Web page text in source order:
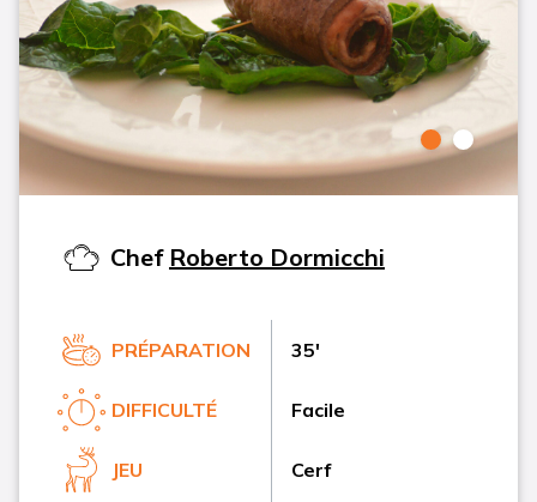
Chef Roberto Dormicchi
PRÉPARATION 35'
DIFFICULTÉ Facile
JEU Cerf